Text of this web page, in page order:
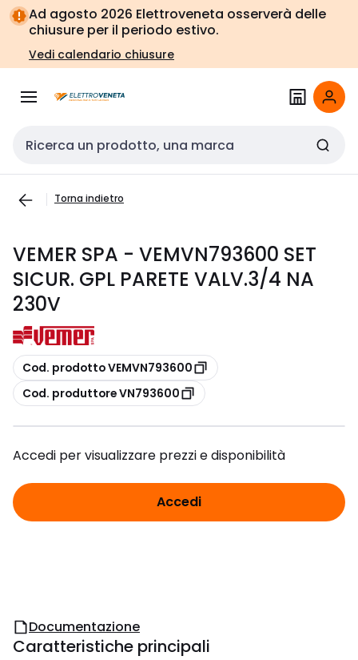
Vai alla
navigazione
Vai
alla
pagina
Ad agosto 2026 Elettroveneta osserverà delle
chiusure per il periodo estivo.
Vedi calendario chiusure
Cerca input
Torna indietro
VEMER SPA - VEMVN793600 SET
SICUR. GPL PARETE VALV.3/4 NA
230V
copia
Cod. prodotto VEMVN793600
copia
Cod. produttore VN793600
Accedi per visualizzare prezzi e disponibilità
Accedi
Documentazione
Caratteristiche principali